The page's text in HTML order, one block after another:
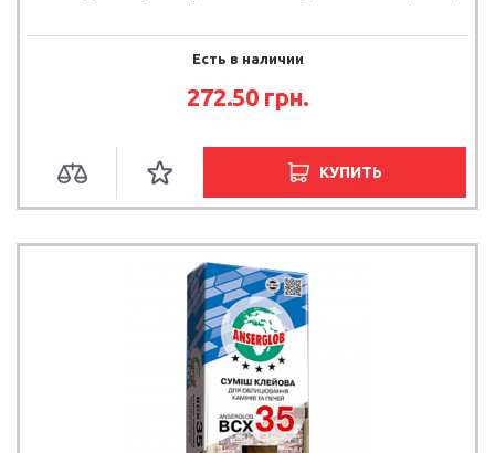
Есть в наличии
272.50 грн.
КУПИТЬ